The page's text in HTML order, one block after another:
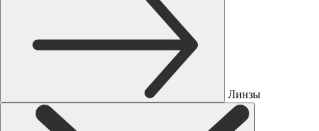
Линзы